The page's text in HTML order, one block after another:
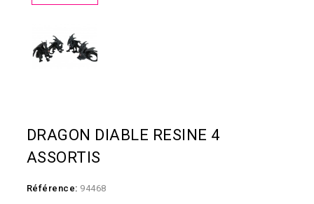
DRAGON DIABLE RESINE 4
ASSORTIS
Référence: 94468